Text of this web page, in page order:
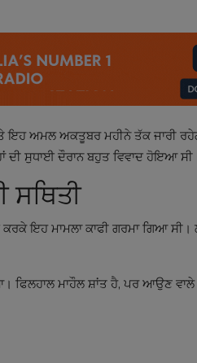
ਅਮਲ ਅਕਤੂਬਰ ਮਹੀਨੇ ਤੱਕ ਜਾਰੀ
ਦੀ ਸੁਧਾਈ ਦੌਰਾਨ ਬਹੁਤ ਵਿਵਾਦ ਹੋਇਆ
ਸਥਿਤੀ
ਇਹ ਮਾਮਲਾ ਕਾਫੀ ਗਰਮਾ ਗਿਆ ਸੀ।
ਮਾਹੌਲ ਸ਼ਾਂਤ ਹੈ, ਪਰ ਆਉਣ ਵਾਲੇ